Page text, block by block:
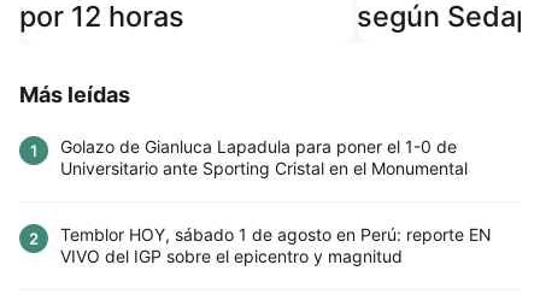
por 12 horas
según
Más leídas
1
Golazo de Gianluca Lapadula para poner el 1-0 de
Universitario ante Sporting Cristal en el Monumental
2
Temblor HOY, sábado 1 de agosto en Perú: reporte EN
VIVO del IGP sobre el epicentro y magnitud